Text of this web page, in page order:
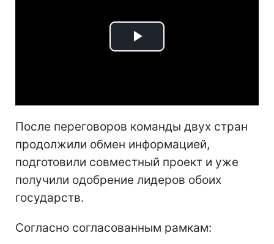
Play
После переговоров команды двух стран
продолжили обмен информацией,
подготовили совместный проект и уже
получили одобрение лидеров обоих
государств.
Согласно согласованным рамкам: